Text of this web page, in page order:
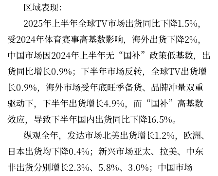
区域表现：
2025年上半年全球TV市场出货同比下降1.5%，
受2024年体育赛事高基数影响，海外出货下降2%，
中国市场因2024年上半年无“国补”政策低基数，出
货同比增长0.9%；下半年市场反转，全球TV出货增
长0.9%，海外市场受年底旺季备货、品牌冲量双重
驱动下，下半年出货增长4.9%，而“国补”高基数
效应，导致下半年国内出货同比下降16.5%。
纵观全年，发达市场北美出货增长1.2%，欧洲、
日本出货均下降0.4%；新兴市场亚太、拉美、中东
非出货分别增长2.3%、5.8%、3.0%；中国市场